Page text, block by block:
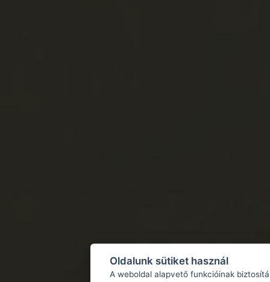
Oldalunk sütiket használ
A weboldal alapvető funkcióinak